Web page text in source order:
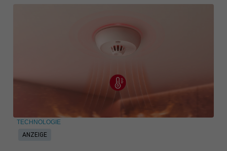
ANZEIGE
TECHNOLOGIE